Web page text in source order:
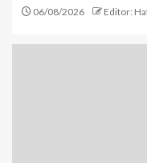
06/08/2026 Editor: